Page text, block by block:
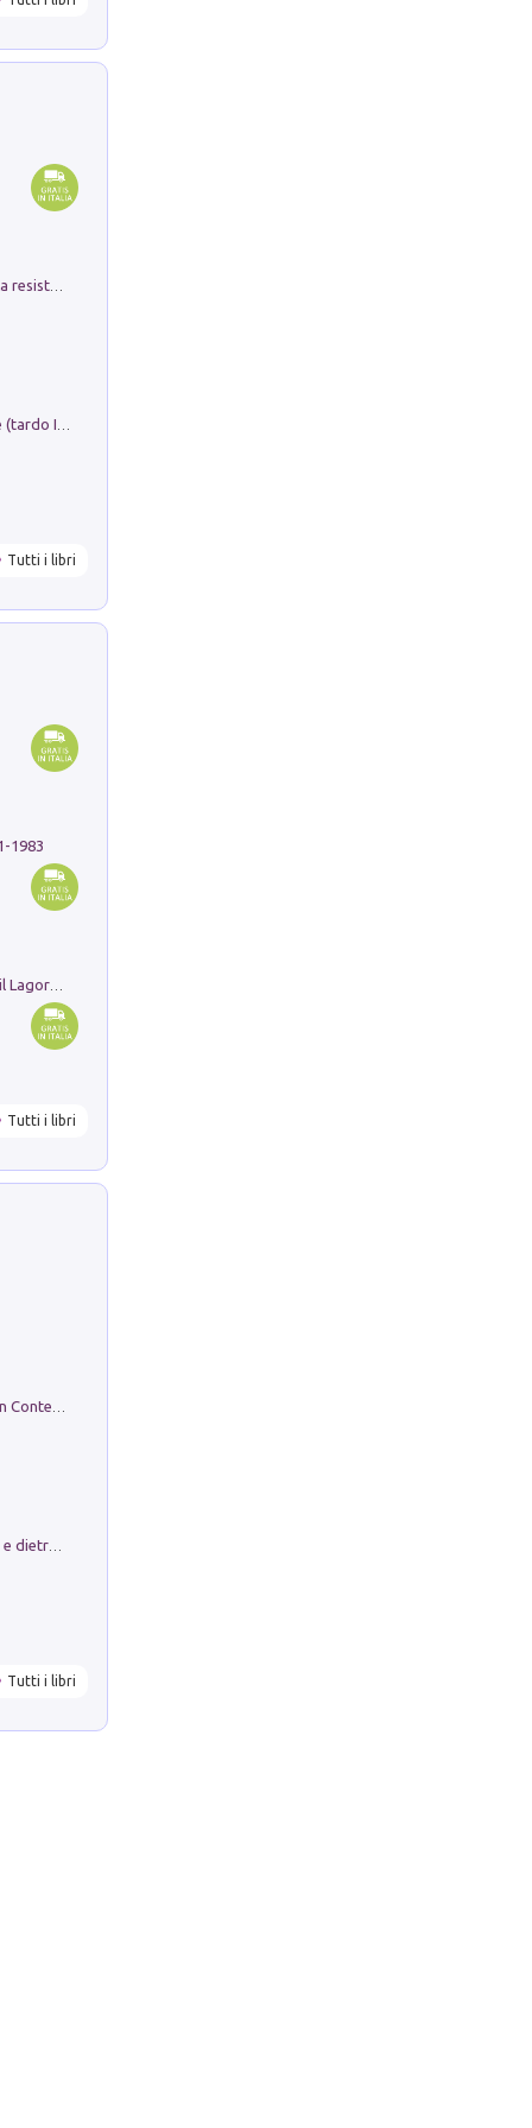
Tutti i libri
1983
Tutti i libri
Tutti i libri